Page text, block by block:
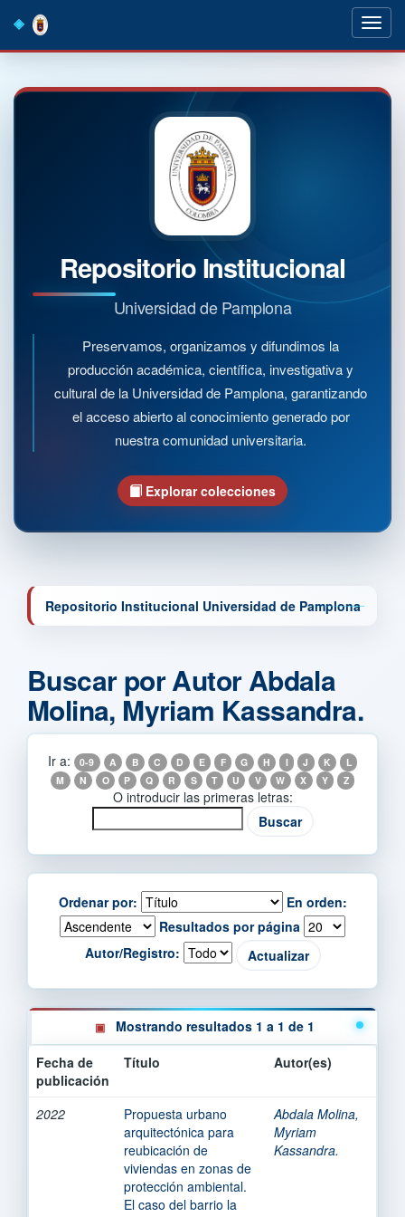
navigation
Repositorio Institucional
Universidad de Pamplona
Preservamos, organizamos y difundimos la
producción académica, científica, investigativa y
cultural de la Universidad de Pamplona, garantizando
el acceso abierto al conocimiento generado por
nuestra comunidad universitaria.
Explorar colecciones
Repositorio Institucional Universidad de Pamplona
Buscar por Autor Abdala
Molina, Myriam Kassandra.
Ir a: 0-9 A B C D E F G H I J K
L
M
N O P Q R S T U V W X Y Z
O introducir las primeras letras:
Ordenar por:
En orden:
Resultados por página
Autor/Registro:
Mostrando resultados 1 a 1 de 1
Fecha de
publicación
Título Autor(es)
2022
Propuesta urbano
arquitectónica para
reubicación de
viviendas en zonas de
protección ambiental.
El caso del barrio la
Abdala Molina,
Myriam
Kassandra.